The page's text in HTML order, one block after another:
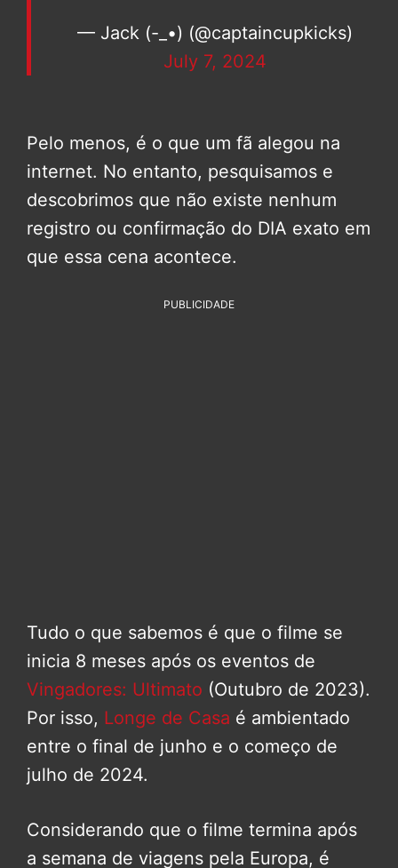
— Jack (-_•) (@captaincupkicks)
July 7, 2024
Pelo menos, é o que um fã alegou na
internet. No entanto, pesquisamos e
descobrimos que não existe nenhum
registro ou confirmação do DIA exato em
que essa cena acontece.
PUBLICIDADE
Tudo o que sabemos é que o filme se
inicia 8 meses após os eventos de
Vingadores: Ultimato (Outubro de 2023).
Por isso, Longe de Casa é ambientado
entre o final de junho e o começo de
julho de 2024.
Considerando que o filme termina após
a semana de viagens pela Europa, é